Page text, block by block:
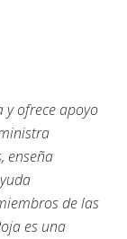
y ofrece apoyo
enseña
de las
es una